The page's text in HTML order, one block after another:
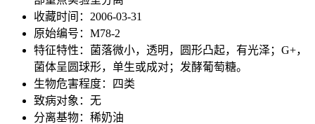
收藏时间：2006-03-31
原始编号：M78-2
特征特性：菌落微小，透明，圆形凸起，有光泽；G+，
菌体呈圆球形，单生或成对；发酵葡萄糖。
生物危害程度：四类
致病对象：无
分离基物：稀奶油